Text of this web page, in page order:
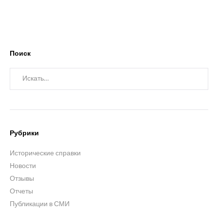
Поиск
Рубрики
Исторические справки
Новости
Отзывы
Отчеты
Публикации в СМИ